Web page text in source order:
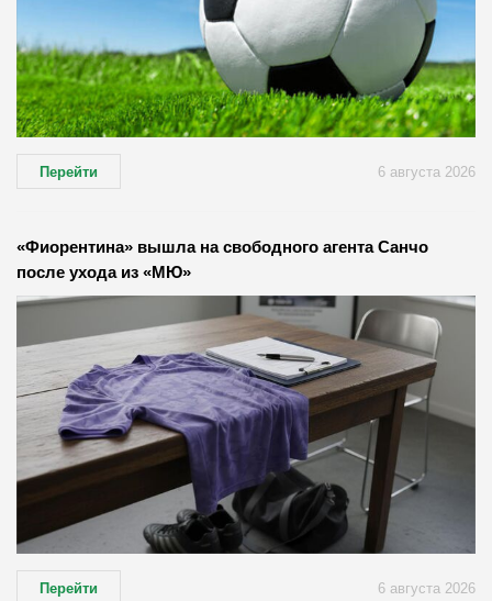
Перейти 6 августа 2026
«Фиорентина» вышла на свободного агента Санчо
после ухода из «МЮ»
Перейти 6 августа 2026